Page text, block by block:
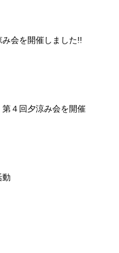
会を開催しました!!
４回夕涼み会を開催
動